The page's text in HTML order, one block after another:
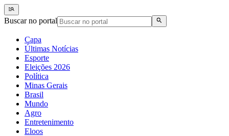
Buscar no portal
Capa
Últimas Notícias
Esporte
Eleições 2026
Política
Minas Gerais
Brasil
Mundo
Agro
Entretenimento
Eloos